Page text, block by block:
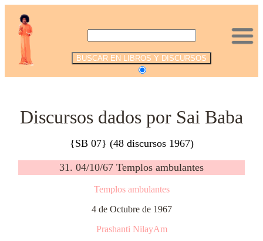
Discursos dados por Sai Baba
{SB 07} (48 discursos 1967)
31. 04/10/67 Templos ambulantes
Templos ambulantes
4 de Octubre de 1967
Prashanti NilayAm